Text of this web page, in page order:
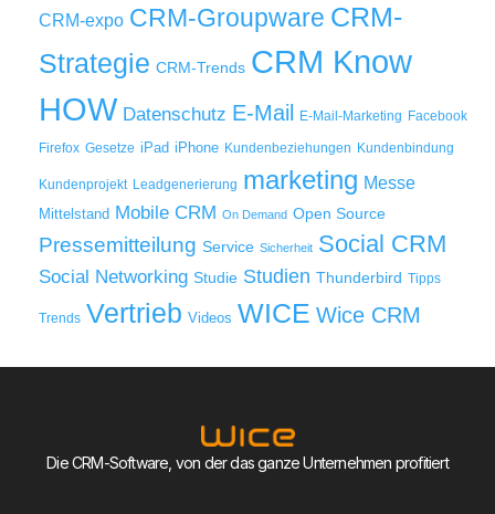
CRM-expo CRM-Groupware CRM-
Strategie CRM-Trends CRM Know
HOW Datenschutz E-Mail E-Mail-Marketing Facebook
Firefox Gesetze iPad iPhone Kundenbeziehungen Kundenbindung
Kundenprojekt Leadgenerierung marketing Messe
Mittelstand Mobile CRM On Demand Open Source
Pressemitteilung Service Sicherheit Social CRM
Social Networking Studie Studien Thunderbird Tipps
Trends Vertrieb Videos WICE Wice CRM
Die CRM-Software, von der das ganze Unternehmen profitiert